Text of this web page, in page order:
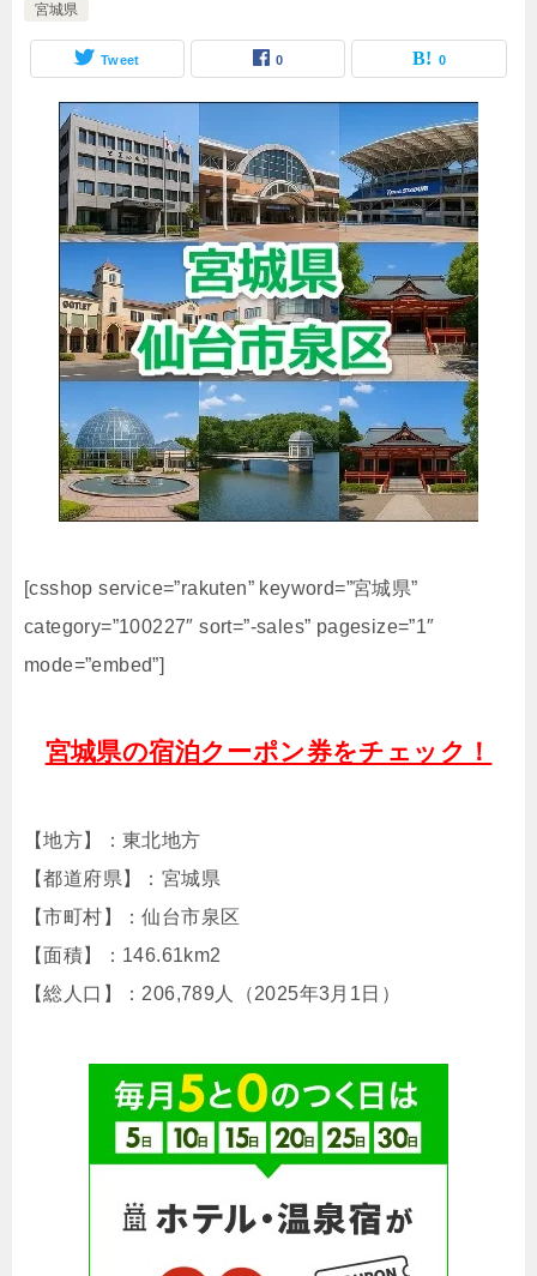
宮城県
Tweet 0 0
[csshop service=”rakuten” keyword=”宮城県”
category=”100227″ sort=”-sales” pagesize=”1″
mode=”embed”]
宮城県の宿泊クーポン券をチェック！
【地方】：東北地方
【都道府県】：宮城県
【市町村】：仙台市泉区
【面積】：146.61km2
【総人口】：206,789人（2025年3月1日）